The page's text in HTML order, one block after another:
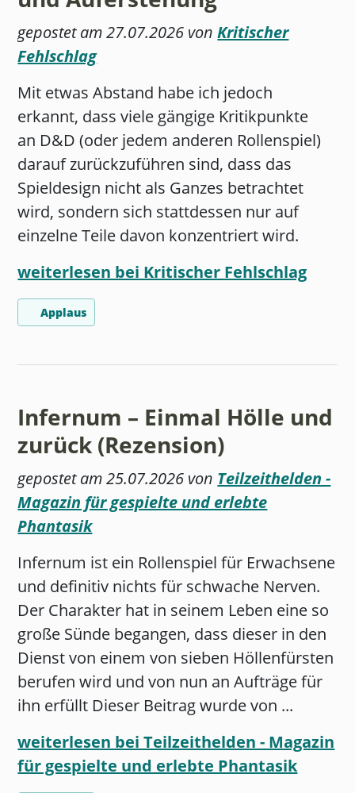
gepostet am 27.07.2026 vonKritischer
Fehlschlag
Mit etwas Abstand habe ich jedoch
erkannt, dass viele gängige Kritikpunkte
an D&D (oder jedem anderen Rollenspiel)
darauf zurückzuführen sind, dass das
Spieldesign nicht als Ganzes betrachtet
wird, sondern sich stattdessen nur auf
einzelne Teile davon konzentriert wird.
weiterlesen bei Kritischer Fehlschlag
Applaus
Infernum – Einmal Hölle und
zurück (Rezension)
gepostet am 25.07.2026 von Teilzeithelden -
Magazin für gespielte und erlebte
Phantasik
Infernum ist ein Rollenspiel für Erwachsene
und definitiv nichts für schwache Nerven.
Der Charakter hat in seinem Leben eine so
große Sünde begangen, dass dieser in den
Dienst von einem von sieben Höllenfürsten
berufen wird und von nun an Aufträge für
ihn erfüllt Dieser Beitrag wurde von ...
weiterlesen bei Teilzeithelden - Magazin
für gespielte und erlebte Phantasik